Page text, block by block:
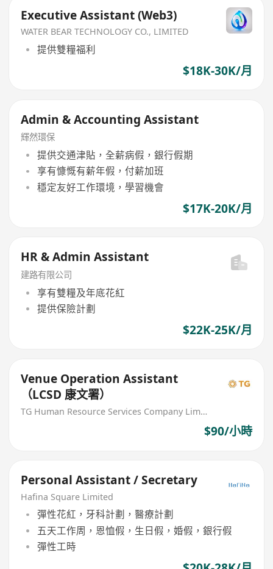
Executive Assistant (Web3)
WATER BEAR TECHNOLOGY CO., LIMITED
提供雙糧福利
$18K-30K/月
Admin & Accounting Assistant
輝然環保
提供交通津貼，全薪病假，銀行假期
享有慷慨有薪年假，付薪加班
穩定友好工作環境，學習機會
$17K-20K/月
HR & Admin Assistant
建路有限公司
享有雙糧及年底花紅
提供保險計劃
$22K-25K/月
Venue Operation Assistant
（LCSD 康文署）
TG Human Resource Services Company Limited
$90/小時
Personal Assistant / Secretary
Hafina Square Limited
彈性花紅，牙科計劃，醫療計劃
五天工作周，恩恤假，生日假，婚假，銀行假
彈性工時